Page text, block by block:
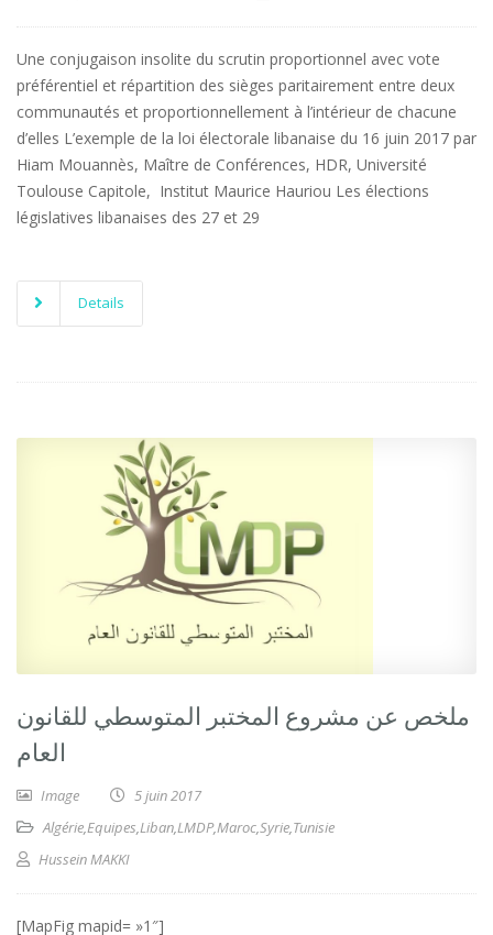
Une conjugaison insolite du scrutin proportionnel avec vote
préférentiel et répartition des sièges paritairement entre deux
communautés et proportionnellement à l’intérieur de chacune
d’elles L’exemple de la loi électorale libanaise du 16 juin 2017 par
Hiam Mouannès, Maître de Conférences, HDR, Université
Toulouse Capitole, Institut Maurice Hauriou Les élections
législatives libanaises des 27 et 29
Details
ملخص عن مشروع المختبر المتوسطي للقانون
العام
Image
5 juin 2017
Algérie,Equipes,Liban,LMDP,Maroc,Syrie,Tunisie
Hussein MAKKI
[MapFig mapid= »1″]